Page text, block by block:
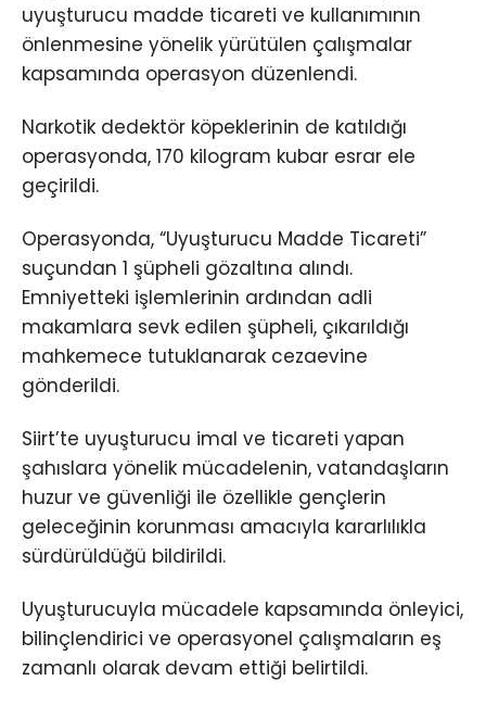
uyuşturucu madde ticareti ve kullanımının
önlenmesine yönelik yürütülen çalışmalar
kapsamında operasyon düzenlendi.
Narkotik dedektör köpeklerinin de katıldığı
operasyonda, 170 kilogram kubar esrar ele
geçirildi.
Operasyonda, “Uyuşturucu Madde Ticareti”
suçundan 1 şüpheli gözaltına alındı.
Emniyetteki işlemlerinin ardından adli
makamlara sevk edilen şüpheli, çıkarıldığı
mahkemece tutuklanarak cezaevine
gönderildi.
Siirt’te uyuşturucu imal ve ticareti yapan
şahıslara yönelik mücadelenin, vatandaşların
huzur ve güvenliği ile özellikle gençlerin
geleceğinin korunması amacıyla kararlılıkla
sürdürüldüğü bildirildi.
Uyuşturucuyla mücadele kapsamında önleyici,
bilinçlendirici ve operasyonel çalışmaların eş
zamanlı olarak devam ettiği belirtildi.